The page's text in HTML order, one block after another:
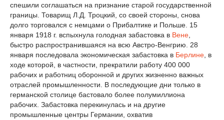
спешили соглашаться на признание старой государственной
границы. Товарищ Л.Д. Троцкий, со своей стороны, снова
долго торговался с немцами о Прибалтике и Польше. 15
января 1918 г. вспыхнула голодная забастовка в Вене
быстро распространившаяся на всю Австро-Венгрию. 28
января последовала экономическая забастовка в Берлине , в
ходе которой, в частности, прекратили работу 400 000
рабочих и работниц оборонной и других жизненно важных
отраслей промышленности. В последующие дни только в
германской столице бастовало более полумиллиона
рабочих. Забастовка перекинулась и на другие
промышленные центры Германии, охватив